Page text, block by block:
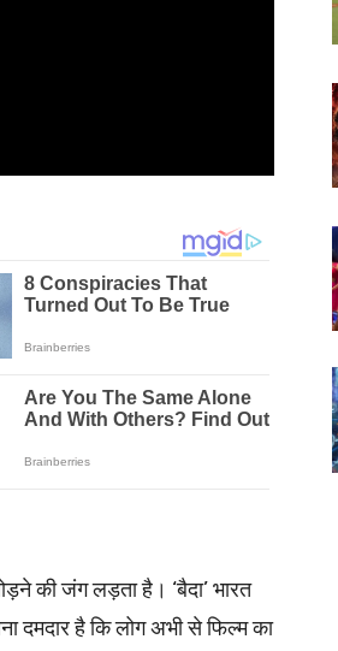
की जंग लड़ता है। ‘बैदा’ भारत
दमदार है कि लोग अभी से फिल्म का